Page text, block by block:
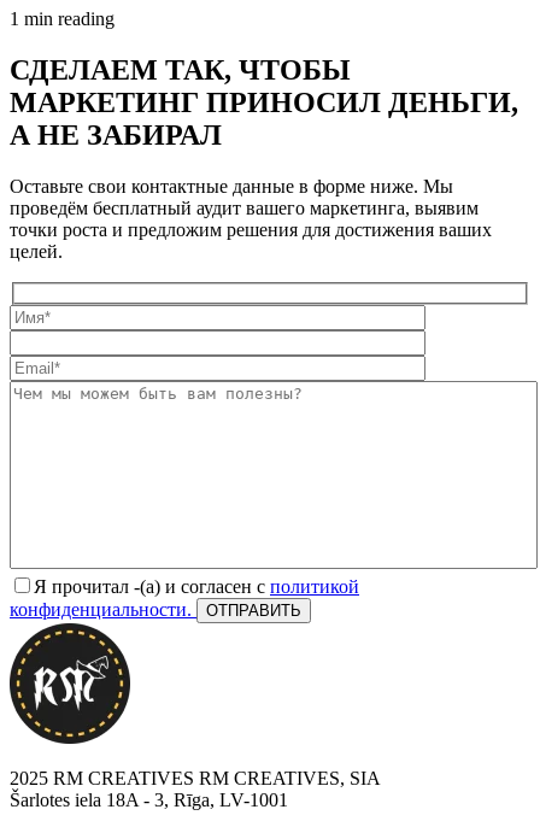
1 min reading
СДЕЛАЕМ ТАК, ЧТОБЫ
МАРКЕТИНГ ПРИНОСИЛ ДЕНЬГИ,
А НЕ ЗАБИРАЛ
Оставьте свои контактные данные в форме ниже. Мы
проведём бесплатный аудит вашего маркетинга, выявим
точки роста и предложим решения для достижения ваших
целей.
Я прочитал -(а) и согласен с политикой
конфиденциальности.
2025 RM CREATIVES RM CREATIVES, SIA
Šarlotes iela 18A - 3, Rīga, LV-1001